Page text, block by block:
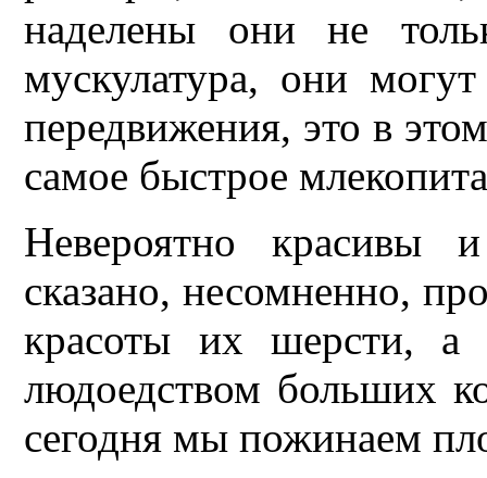
наделены они не
мускулатура, они
передвижения, это в
самое быстрое
Невероятно красивы
сказано, несомненно,
красоты их шерсти, а
людоедством больших
сегодня мы пожинаем